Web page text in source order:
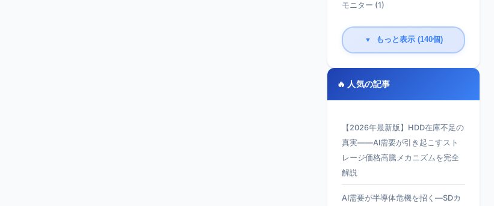
モニター (1)
▼ もっと表示 (140個)
🔥 人気の記事
【2026年最新版】HDD在庫不足の
真実——AI需要が引き起こすスト
レージ価格高騰メカニズムを完全
解説
AI需要が半導体危機を招く—SDカ